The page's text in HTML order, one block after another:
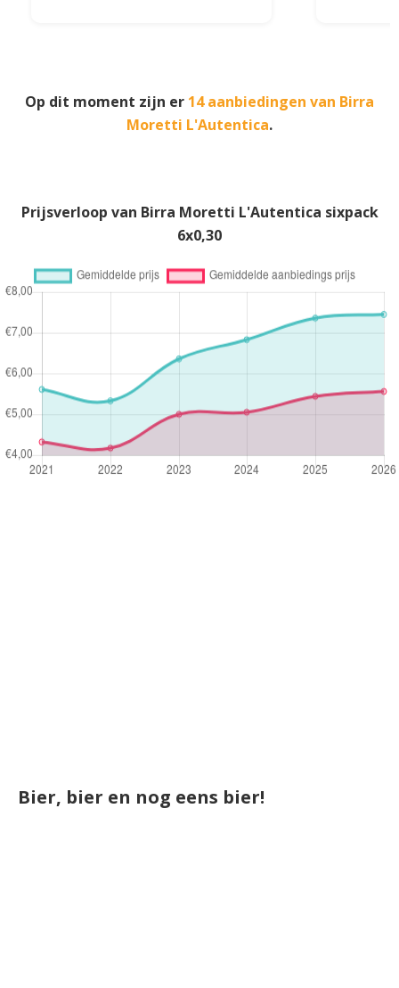
Op dit moment zijn er 14 aanbiedingen van Birra
Moretti L'Autentica.
Prijsverloop van Birra Moretti L'Autentica sixpack
6x0,30
Bier, bier en nog eens bier!